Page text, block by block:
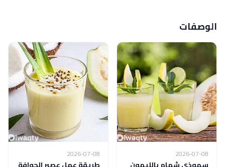
الوصفات
2026-07-08
2026-07-08